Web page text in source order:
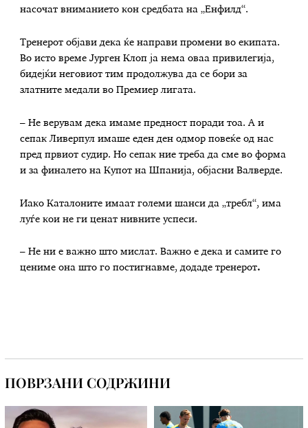
насочат вниманието кон средбата на „Енфилд“.
Тренерот објави дека ќе направи промени во екипата.
Во исто време Јурген Клоп ја нема оваа привилегија,
бидејќи неговиот тим продолжува да се бори за
златните медали во Премиер лигата.
– Не верувам дека имаме предност поради тоа. А и
сепак Ливерпул имаше еден ден одмор повеќе од нас
пред првиот судир. Но сепак ние треба да сме во форма
и за финалето на Купот на Шпанија, објасни Валверде.
Иако Каталоните имаат големи шанси да „требл“, има
луѓе кои не ги ценат нивните успеси.
– Не ни е важно што мислат. Важно е дека и самите го
цениме она што го постигнавме, додаде тренерот.
ПОВРЗАНИ СОДРЖИНИ